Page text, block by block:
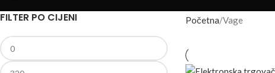
FILTER PO CIJENI Početna Vage